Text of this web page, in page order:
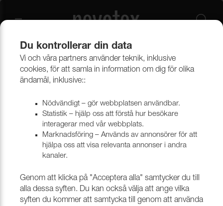
Beklädnadsmaterial Möbeltyger Alla möbeltyger
Du kontrollerar din data
Vi och våra partners använder teknik, inklusive
cookies, för att samla in information om dig för olika
ändamål, inklusive::
Nödvändigt – gör webbplatsen användbar.
Statistik – hjälp oss att förstå hur besökare
interagerar med vår webbplats.
Marknadsföring – Används av annonsörer för att
hjälpa oss att visa relevanta annonser i andra
kanaler.
Genom att klicka på "Acceptera alla" samtycker du till
alla dessa syften. Du kan också välja att ange vilka
syften du kommer att samtycka till genom att använda